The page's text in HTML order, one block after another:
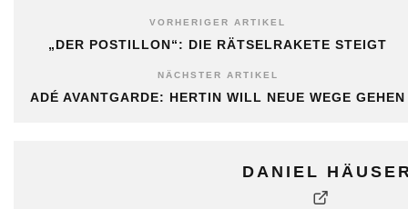
VORHERIGER ARTIKEL
„DER POSTILLON“: DIE RÄTSELRAKETE STEIGT
NÄCHSTER ARTIKEL
ADÉ AVANTGARDE: HERTIN WILL NEUE WEGE GEHEN
DANIEL